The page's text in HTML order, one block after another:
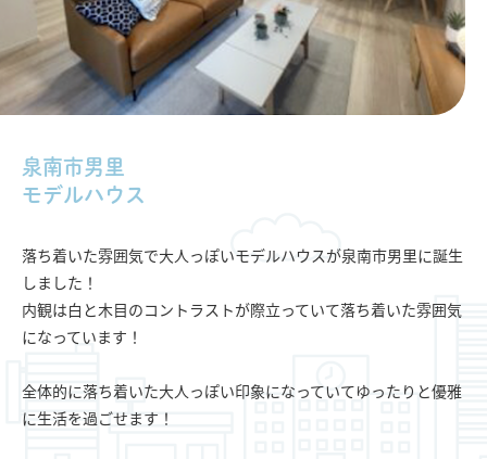
泉南市男里
モデルハウス
落ち着いた雰囲気で大人っぽいモデルハウスが泉南市男里に誕生
しました！
内観は白と木目のコントラストが際立っていて落ち着いた雰囲気
になっています！
全体的に落ち着いた大人っぽい印象になっていてゆったりと優雅
に生活を過ごせます！